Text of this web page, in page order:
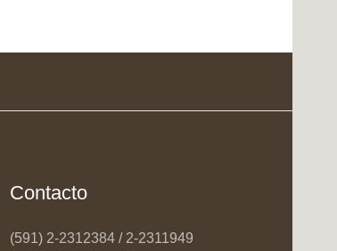
Contacto
(591) 2-2312384 / 2-2311949